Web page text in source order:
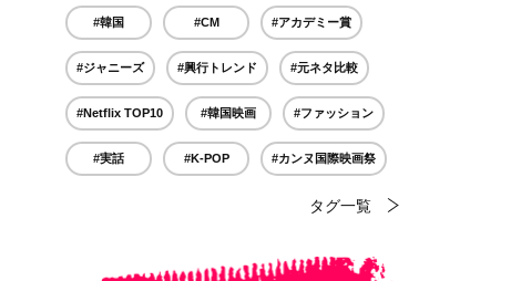
#韓国 #CM #アカデミー賞
#ジャニーズ #興行トレンド #元ネタ比較
#Netflix TOP10 #韓国映画 #ファッション
#実話 #K-POP #カンヌ国際映画祭
タグ一覧